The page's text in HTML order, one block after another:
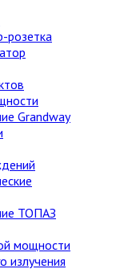
розетка
Grandway
ТОПАЗ
мощности
излучения